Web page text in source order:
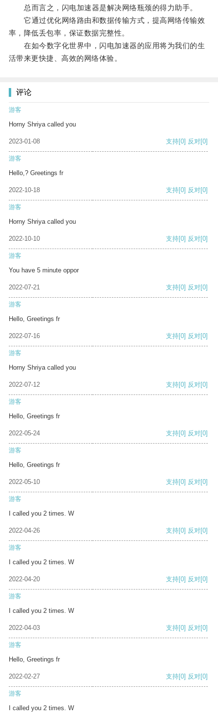
总而言之，闪电加速器是解决网络瓶颈的得力助手。
它通过优化网络路由和数据传输方式，提高网络传输效
率，降低丢包率，保证数据完整性。
在如今数字化世界中，闪电加速器的应用将为我们的生
活带来更快捷、高效的网络体验。
评论
游客
Horny Shriya called you
2023-01-08 支持[0] 反对[0]
游客
Hello,? Greetings fr
2022-10-18 支持[0] 反对[0]
游客
Horny Shriya called you
2022-10-10 支持[0] 反对[0]
游客
You have 5 minute oppor
2022-07-21 支持[0] 反对[0]
游客
Hello, Greetings fr
2022-07-16 支持[0] 反对[0]
游客
Horny Shriya called you
2022-07-12 支持[0] 反对[0]
游客
Hello, Greetings fr
2022-05-24 支持[0] 反对[0]
游客
Hello, Greetings fr
2022-05-10 支持[0] 反对[0]
游客
I called you 2 times. W
2022-04-26 支持[0] 反对[0]
游客
I called you 2 times. W
2022-04-20 支持[0] 反对[0]
游客
I called you 2 times. W
2022-04-03 支持[0] 反对[0]
游客
Hello, Greetings fr
2022-02-27 支持[0] 反对[0]
游客
I called you 2 times. W